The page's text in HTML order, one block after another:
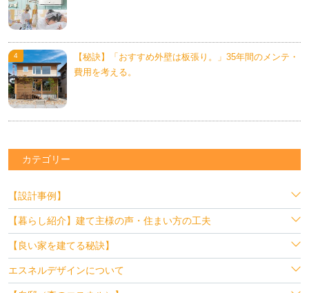
【秘訣】「おすすめ外壁は板張り。」35年間のメンテ・
費用を考える。
カテゴリー
【設計事例】
【暮らし紹介】建て主様の声・住まい方の工夫
【良い家を建てる秘訣】
エスネルデザインについて